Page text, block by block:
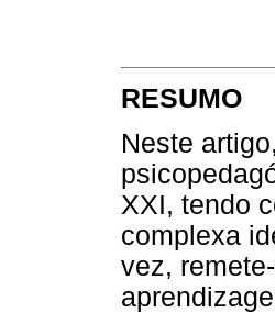
RESUMO
Neste
XXI, tendo
complexa
vez,